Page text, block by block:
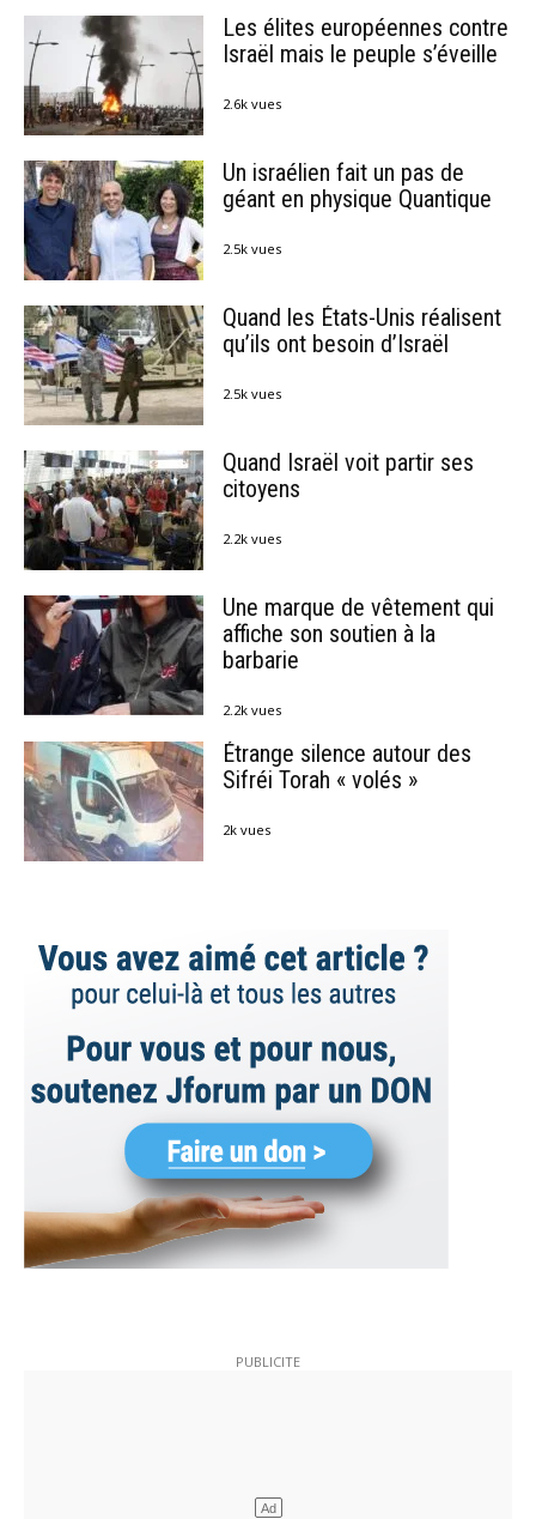
Les élites européennes contre
Israël mais le peuple s’éveille
2.6k vues
Un israélien fait un pas de
géant en physique Quantique
2.5k vues
Quand les États-Unis réalisent
qu’ils ont besoin d’Israël
2.5k vues
Quand Israël voit partir ses
citoyens
2.2k vues
Une marque de vêtement qui
affiche son soutien à la
barbarie
2.2k vues
Étrange silence autour des
Sifréi Torah « volés »
2k vues